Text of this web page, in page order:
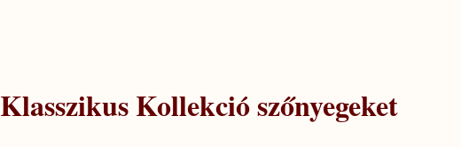
Klasszikus Kollekciószőnyegeket